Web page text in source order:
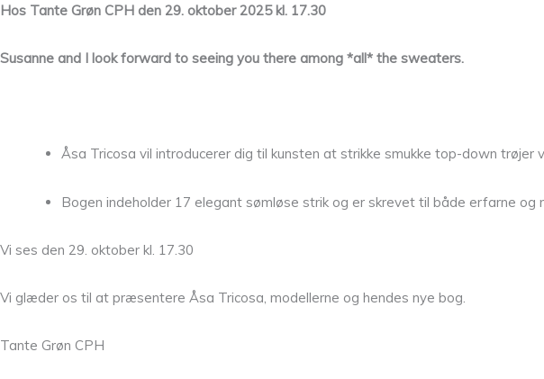
Hos Tante Grøn CPH den 29. oktober 2025 kl. 17.30
Susanne and I look forward to seeing you there among *all* the sweaters.
Åsa Tricosa vil introducerer dig til kunsten at strikke smukke top-down
Bogen indeholder 17 elegant sømløse strik og er skrevet til både erfarne
Vi ses den 29. oktober kl. 17.30
Vi glæder os til at præsentere Åsa Tricosa, modellerne og hendes nye bog.
Tante Grøn CPH